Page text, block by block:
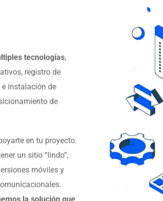
tecnologías
registro de
instalación de
de
en tu proyecto.
un sitio “lindo”,
móviles y
la solución que